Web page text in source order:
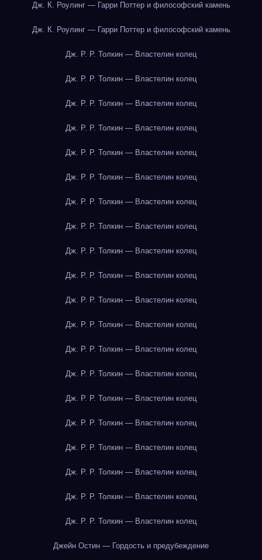
Дж. К. Роулинг — Гарри Поттер и философский камень
Дж. К. Роулинг — Гарри Поттер и философский камень
Дж. Р. Р. Толкин — Властелин колец
Дж. Р. Р. Толкин — Властелин колец
Дж. Р. Р. Толкин — Властелин колец
Дж. Р. Р. Толкин — Властелин колец
Дж. Р. Р. Толкин — Властелин колец
Дж. Р. Р. Толкин — Властелин колец
Дж. Р. Р. Толкин — Властелин колец
Дж. Р. Р. Толкин — Властелин колец
Дж. Р. Р. Толкин — Властелин колец
Дж. Р. Р. Толкин — Властелин колец
Дж. Р. Р. Толкин — Властелин колец
Дж. Р. Р. Толкин — Властелин колец
Дж. Р. Р. Толкин — Властелин колец
Дж. Р. Р. Толкин — Властелин колец
Дж. Р. Р. Толкин — Властелин колец
Дж. Р. Р. Толкин — Властелин колец
Дж. Р. Р. Толкин — Властелин колец
Дж. Р. Р. Толкин — Властелин колец
Дж. Р. Р. Толкин — Властелин колец
Дж. Р. Р. Толкин — Властелин колец
Джейн Остин — Гордость и предубеждение